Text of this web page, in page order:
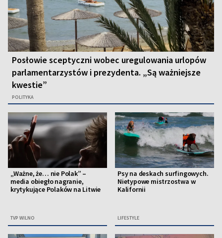
Posłowie sceptyczni wobec uregulowania urlopów
parlamentarzystów i prezydenta. „Są ważniejsze
kwestie”
POLITYKA
„Ważne, że… nie Polak” –
media obiegło nagranie,
krytykujące Polaków na Litwie
TVP WILNO
Psy na deskach surfingowych.
Nietypowe mistrzostwa w
Kalifornii
LIFESTYLE